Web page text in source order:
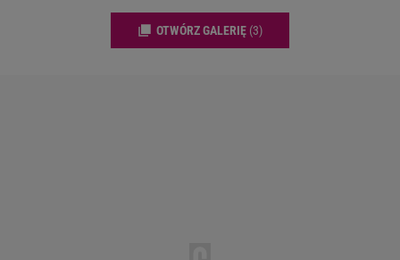
OTWÓRZ GALERIĘ (3)